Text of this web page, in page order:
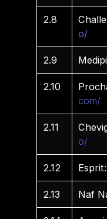
2.8
o/
2.9
2.10
com/
2.11
o/
2.12 Esprit:
2.13 Naf